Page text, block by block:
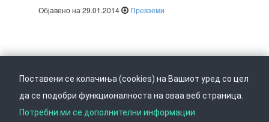
Објавено на 29.01.2014 Превземи
Врати се горе Следете не на
Поставени се колачиња (cookies) на Вашиот уред со цел
да се подобри функционалноста на оваа веб страница.
Потребни ми се дополнителни информации